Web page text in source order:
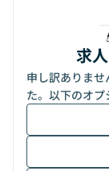
求
申し訳ありま
た。以下のオプ